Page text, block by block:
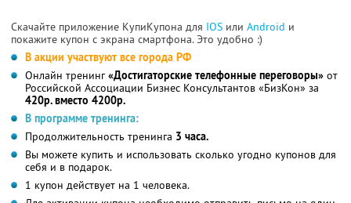
Скачайте приложение КупиКупона для IOS или Android и
покажите купон с экрана смартфона. Это удобно :)
В акции участвуют все города РФ
Онлайн тренинг«Достигаторские телефонные переговоры» от
Российской Ассоциации Бизнес Консультантов «БизКон» за
420р. вместо 4200р.
В программе тренинга:
Продолжительность тренинга 3 часа.
Вы можете купить и использовать сколько угодно купонов для
себя и в подарок.
1 купон действует на 1 человека.